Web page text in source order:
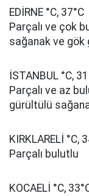
EDİRNE °C, 37°C
Parçalı ve çok
sağanak ve gök
İSTANBUL °C,
Parçalı ve az
gürültülü
KIRKLARELİ °C,
Parçalı bulutlu
KOCAELİ °C,